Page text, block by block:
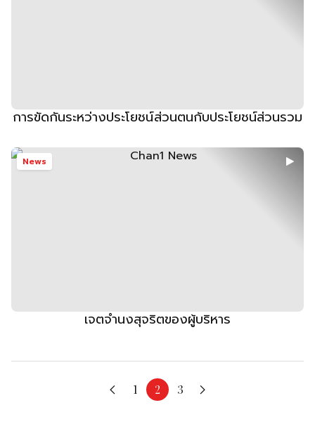
การขัดกันระหว่างประโยชน์ส่วนตนกับประโยชน์ส่วนรวม
News
เจตจำนงสุจริตของผู้บริหาร
1 2 3